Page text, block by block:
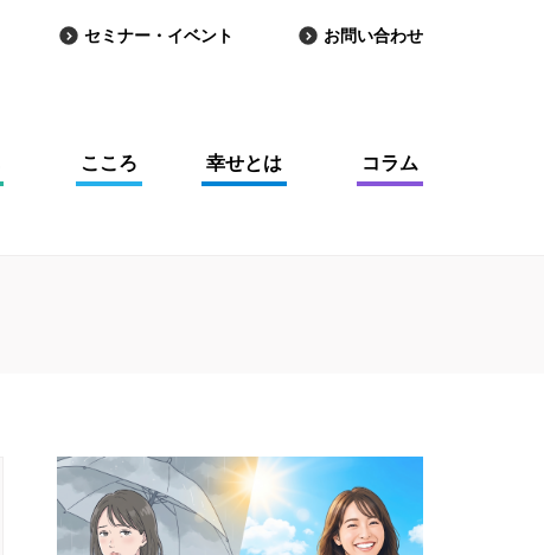
セミナー・イベント お問い合わせ
こころ 幸せとは コラム